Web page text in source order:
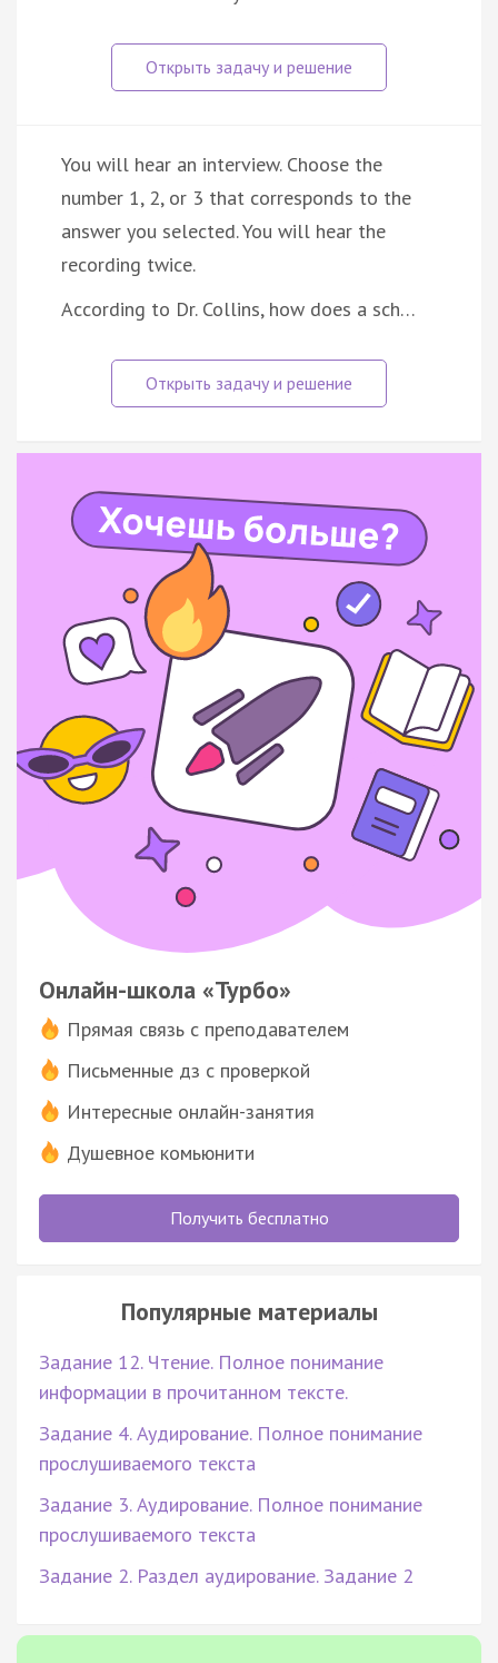
You will hear an interview. Choose the
number 1, 2, or 3 that corresponds to the
answer you selected. You will hear the
recording twice.
According to Dr. Collins, how does a sch…
Онлайн-школа «Турбо»
Прямая связь с преподавателем
Письменные дз с проверкой
Интересные онлайн-занятия
Душевное комьюнити
Получить бесплатно
Популярные материалы
Задание 12. Чтение. Полное понимание
информации в прочитанном тексте.
Задание 4. Аудирование. Полное понимание
прослушиваемого текста
Задание 3. Аудирование. Полное понимание
прослушиваемого текста
Задание 2. Раздел аудирование. Задание 2